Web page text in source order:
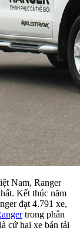
Nam, Ranger
Kết thúc năm
đạt 4.791 xe,
trong phân
cứ hai xe bán tải